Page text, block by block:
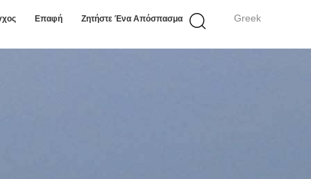
Greek
Επαφή Ζητήστε Ένα Απόσπασμα